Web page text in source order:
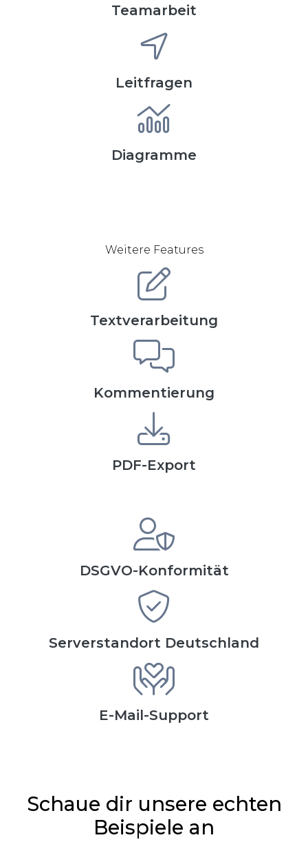
Teamarbeit
Leitfragen
Diagramme
Weitere Features
Textverarbeitung
Kommentierung
PDF-Export
DSGVO-Konformität
Serverstandort Deutschland
E-Mail-Support
Schaue dir unsere echten
Beispiele an